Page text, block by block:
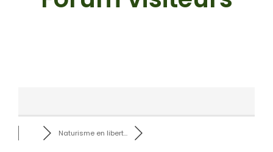
Naturisme en libert...